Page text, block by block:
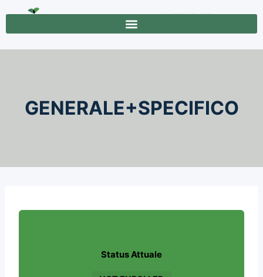
GENERALE+SPECIFICO
Status Attuale